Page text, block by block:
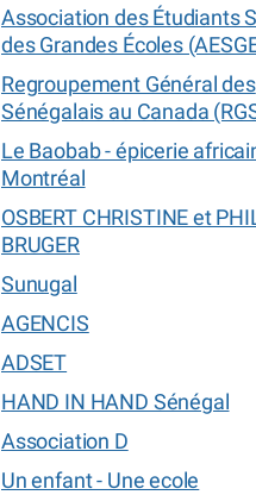
Association des Étudiants
des Grandes Écoles
Regroupement Général des
Sénégalais au Canada
Le Baobab - épicerie
Montréal
OSBERT CHRISTINE et
BRUGER
Sunugal
AGENCIS
ADSET
HAND IN HAND Sénégal
Association D
Un enfant - Une ecole